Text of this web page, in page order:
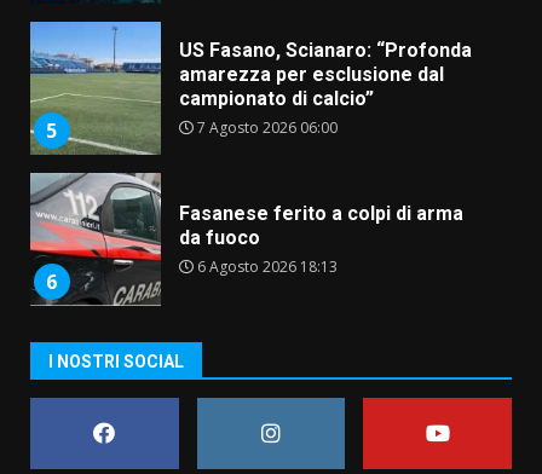
5
US Fasano, Scianaro: “Profonda
amarezza per esclusione dal
campionato di calcio”
7 Agosto 2026 06:00
6
Fasanese ferito a colpi di arma
da fuoco
6 Agosto 2026 18:13
di aperture straordinarie del
Comune di Fasano
6 Agosto 2026 14:16
I NOSTRI SOCIAL